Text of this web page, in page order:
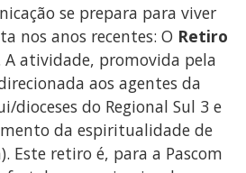
se prepara para viver
nos anos recentes: O Retiro
A atividade, promovida pela
aos agentes da
dioceses do Regional Sul 3 e
da espiritualidade de
Este retiro é, para a Pascom